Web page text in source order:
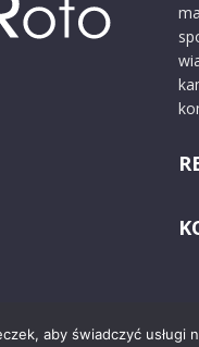
aby świadczyć